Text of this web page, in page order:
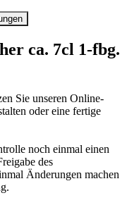
ca. 7cl 1-fbg.
Sie unseren Online-
oder eine fertige
noch einmal einen
des
Änderungen machen